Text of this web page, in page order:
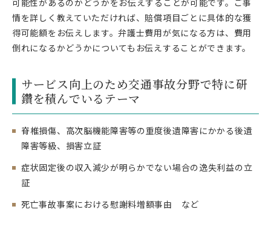
情を詳しく教えていただければ、賠償項目ごとに具体的な獲
得可能額をお伝えします。弁護士費用が気になる方は、費用
倒れになるかどうかについてもお伝えすることができます。
サービス向上のため交通事故分野で特に研
鑽を積んでいるテーマ
脊椎損傷、高次脳機能障害等の重度後遺障害にかかる後遺
障害等級、損害立証
症状固定後の収入減少が明らかでない場合の逸失利益の立
証
死亡事故事案における慰謝料増額事由 など